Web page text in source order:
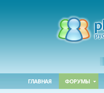
ГЛАВНАЯ ФОРУМЫ